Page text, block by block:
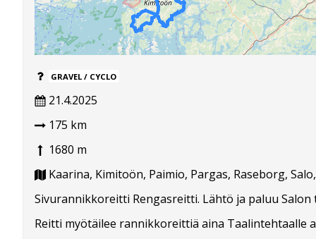
GRAVEL / CYCLO
21.4.2025
175 km
1680 m
Kaarina, Kimitoön, Paimio, Pargas, Raseborg,
Sivurannikkoreitti Rengasreitti. Lähtö ja paluu Salon
Reitti myötäilee rannikkoreittiä aina Taalintehtaalle